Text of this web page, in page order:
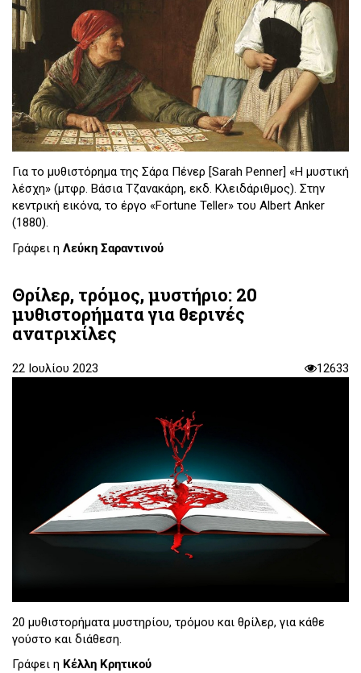
Για το μυθιστόρημα της Σάρα Πένερ [Sarah Penner] «Η μυστική
λέσχη» (μτφρ. Βάσια Τζανακάρη, εκδ. Κλειδάριθμος). Στην
κεντρική εικόνα, το έργο «Fortune Teller» του Albert Anker
(1880).
Γράφει η Λεύκη Σαραντινού
Θρίλερ, τρόμος, μυστήριο: 20
μυθιστορήματα για θερινές
ανατριχίλες
22 Ιουλίου 2023 12633
20 μυθιστορήματα μυστηρίου, τρόμου και θρίλερ, για κάθε
γούστο και διάθεση.
Γράφει η Κέλλη Κρητικού